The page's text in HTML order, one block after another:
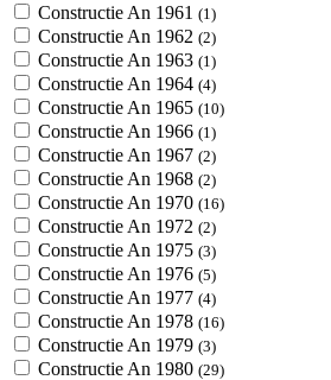
Constructie An 1961 (1)
Constructie An 1962 (2)
Constructie An 1963 (1)
Constructie An 1964 (4)
Constructie An 1965 (10)
Constructie An 1966 (1)
Constructie An 1967 (2)
Constructie An 1968 (2)
Constructie An 1970 (16)
Constructie An 1972 (2)
Constructie An 1975 (3)
Constructie An 1976 (5)
Constructie An 1977 (4)
Constructie An 1978 (16)
Constructie An 1979 (3)
Constructie An 1980 (29)